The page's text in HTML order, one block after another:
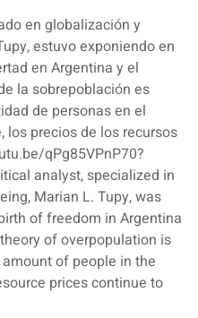
en globalización y
estuvo exponiendo en
en Argentina y el
la sobrepoblación es
de personas en el
los precios de los recursos
qPg85VPnP70?
analyst, specialized in
Marian L. Tupy, was
of freedom in Argentina
of overpopulation is
of people in the
prices continue to